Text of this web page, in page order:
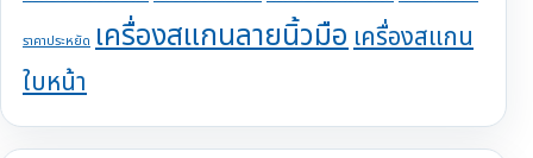
ราคาประหยัด เครื่องสแกนลายนิ้วมือเครื่องสแกน
ใบหน้า